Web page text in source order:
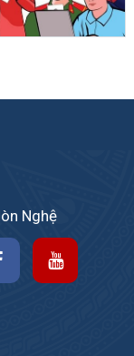
Nghệ